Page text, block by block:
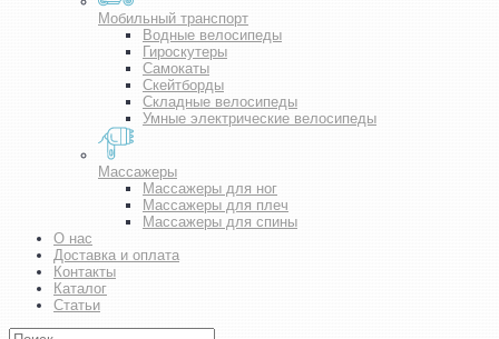
Мобильный транспорт
Водные велосипеды
Гироскутеры
Самокаты
Скейтборды
Складные велосипеды
Умные электрические велосипеды
Массажеры
Массажеры для ног
Массажеры для плеч
Массажеры для спины
О нас
Доставка и оплата
Контакты
Каталог
Статьи